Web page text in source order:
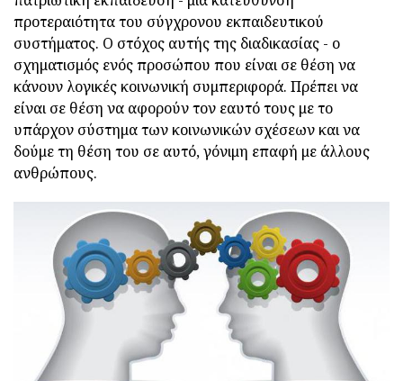
προτεραιότητα του σύγχρονου εκπαιδευτικού
συστήματος. Ο στόχος αυτής της διαδικασίας - ο
σχηματισμός ενός προσώπου που είναι σε θέση να
κάνουν λογικές κοινωνική συμπεριφορά. Πρέπει να
είναι σε θέση να αφορούν τον εαυτό τους με το
υπάρχον σύστημα των κοινωνικών σχέσεων και να
δούμε τη θέση του σε αυτό, γόνιμη επαφή με άλλους
ανθρώπους.